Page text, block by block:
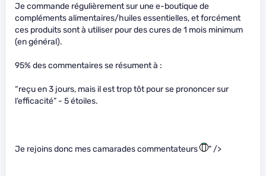
Je commande régulièrement sur une e-boutique de
compléments alimentaires/huiles essentielles, et forcément
ces produits sont à utiliser pour des cures de 1 mois minimum
(en général).
95% des commentaires se résument à :
“reçu en 3 jours, mais il est trop tôt pour se prononcer sur
l’efficacité” - 5 étoiles.
Je rejoins donc mes camarades commentateurs " />